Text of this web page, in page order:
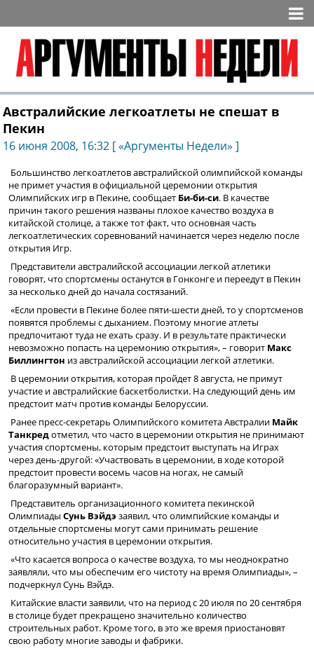
Австралийские легкоатлеты не спешат в
Пекин
16 июня 2008, 16:32 [ «Аргументы Недели» ]
Большинство легкоатлетов австралийской олимпийской команды
не примет участия в официальной церемонии открытия
Олимпийских игр в Пекине, сообщает Би-би-си. В качестве
причин такого решения названы плохое качество воздуха в
китайской столице, а также тот факт, что основная часть
легкоатлетических соревнований начинается через неделю после
открытия Игр.
Представители австралийской ассоциации легкой атлетики
говорят, что спортсмены останутся в Гонконге и переедут в Пекин
за несколько дней до начала состязаний.
«Если провести в Пекине более пяти-шести дней, то у спортсменов
появятся проблемы с дыханием. Поэтому многие атлеты
предпочитают туда не ехать сразу. И в результате практически
невозможно попасть на церемонию открытия», – говорит Макс
Биллингтон из австралийской ассоциации легкой атлетики.
В церемонии открытия, которая пройдет 8 августа, не примут
участие и австралийские баскетболистки. На следующий день им
предстоит матч против команды Белоруссии.
Ранее пресс-секретарь Олимпийского комитета Австралии Майк
Танкредотметил, что часто в церемонии открытия не принимают
участия спортсмены, которым предстоит выступать на Играх
через день-другой: «Участвовать в церемонии, в ходе которой
предстоит провести восемь часов на ногах, не самый
благоразумный вариант».
Представитель организационного комитета пекинской
Олимпиады Сунь Вэйдэ заявил, что олимпийские команды и
отдельные спортсмены могут сами принимать решение
относительно участия в церемонии открытия.
«Что касается вопроса о качестве воздуха, то мы неоднократно
заявляли, что мы обеспечим его чистоту на время Олимпиады», –
подчеркнул Сунь Вэйдэ.
Китайские власти заявили, что на период с 20 июля по 20 сентября
в столице будет прекращено значительно количество
строительных работ. Кроме того, в это же время приостановят
свою работу многие заводы и фабрики.